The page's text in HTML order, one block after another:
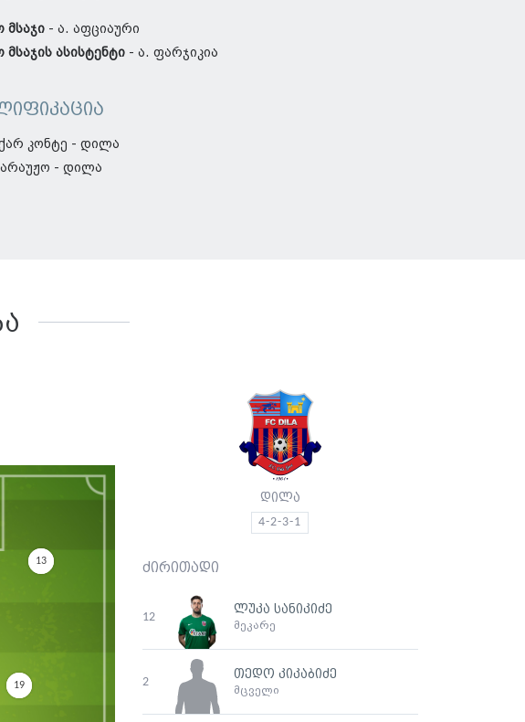
მსაჯი - ა. აფციაური
მსაჯის ასისტენტი - ა. ფარჯიკია
კონტე - დილა
- დილა
დილა
4-2-3-1
ძირითადი
12
ლუკა სანიკიძე
მეკარე
2
თედო კიკაბიძე
მცველი
13
19